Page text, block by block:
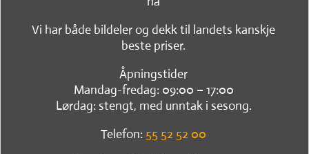
Vi har både bildeler og dekk til landets kanskje
beste priser.
Åpningstider
Mandag-fredag: 09:00 – 17:00
Lørdag: stengt, med unntak i sesong.
Telefon: 55 52 52 00